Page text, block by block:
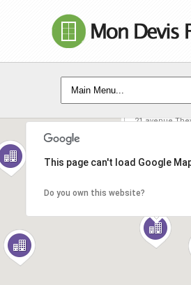
21 avenue
This page can't load Google
Do you own this website?